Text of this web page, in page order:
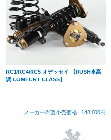
RC1/RC4/RC5 オデッセイ 【RUSH車高
調 COMFORT CLASS】
メーカー希望小売価格 148,000円